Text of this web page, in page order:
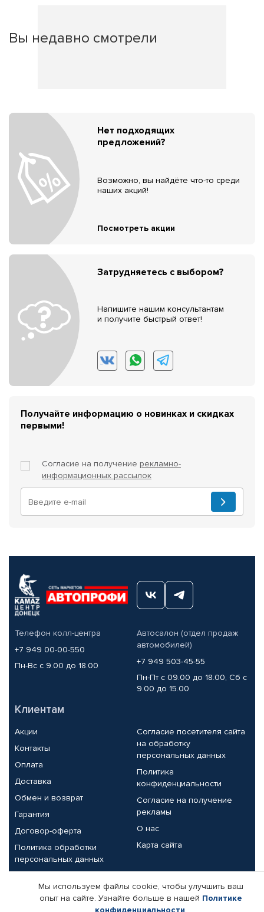
Вы недавно смотрели
Нет подходящих
предложений?
Возможно, вы найдёте что-то среди
наших акций!
Посмотреть акции
Затрудняетесь с выбором?
Напишите нашим консультантам
и получите быстрый ответ!
Получайте информацию о новинках и скидках
первыми!
Согласие на получение рекламно-
информационных рассылок
Телефон колл-центра
+7 949 00-00-550
Пн-Вс с 9.00 до 18.00
Автосалон (отдел продаж
автомобилей)
+7 949 503-45-55
Пн-Пт с 09.00 до 18.00, Сб с
9.00 до 15.00
Клиентам
Акции
Контакты
Оплата
Доставка
Обмен и возврат
Гарантия
Договор-оферта
Политика обработки
персональных данных
Согласие посетителя сайта
на обработку
персональных данных
Политика
конфиденциальности
Согласие на получение
рекламы
О нас
Карта сайта
Партнерам
Корпоративным клиентам Реквизиты компании
Мы используем файлы cookie, чтобы улучшить ваш
опыт на сайте. Узнайте больше в нашей Политике
конфиденциальности